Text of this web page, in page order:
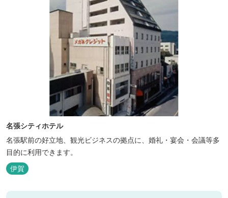
名張シティホテル
名張駅前の好立地、観光ビジネスの拠点に、婚礼・宴会・会議等多
目的に利用できます。
伊賀